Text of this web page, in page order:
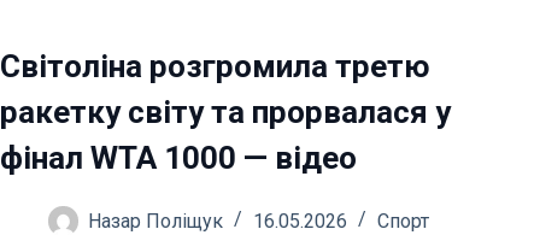
Світоліна розгромила третю
ракетку світу та прорвалася у
фінал WTA 1000 — відео
Назар Поліщук 16.05.2026 Спорт